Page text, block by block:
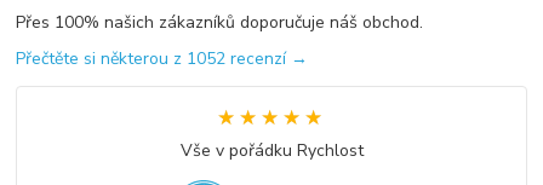
Přes 100% našich zákazníků doporučuje náš obchod.
Přečtěte si některou z 1052 recenzí →
★★★★★
★★★★★
Vše v pořádku Rychlost